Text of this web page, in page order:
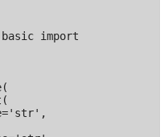
import